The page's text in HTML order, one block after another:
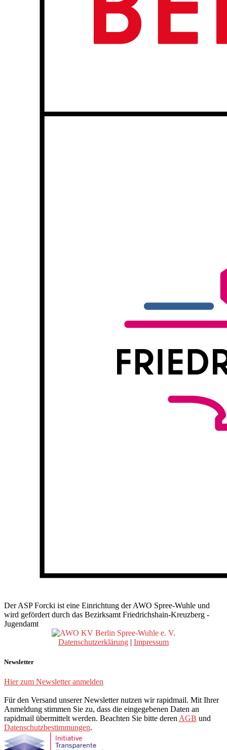
Der ASP Forcki ist eine Einrichtung der AWO Spree-Wuhle und
wird gefördert durch das Bezirksamt Friedrichshain-Kreuzberg -
Jugendamt
Datenschutzerklärung | Impressum
Newsletter
Hier zum Newsletter anmelden
Für den Versand unserer Newsletter nutzen wir rapidmail. Mit Ihrer
Anmeldung stimmen Sie zu, dass die eingegebenen Daten an
rapidmail übermittelt werden. Beachten Sie bitte deren AGB und
Datenschutzbestimmungen.